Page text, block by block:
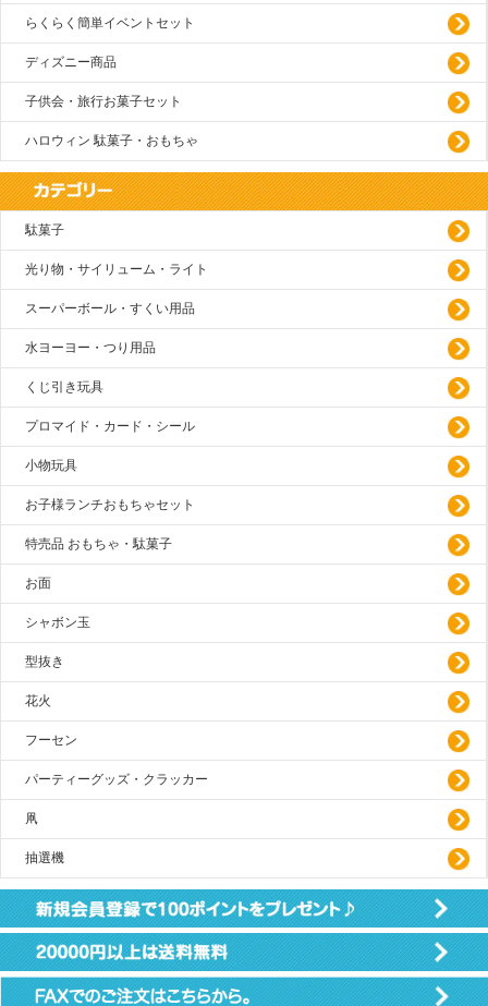
らくらく簡単イベントセット
ディズニー商品
子供会・旅行お菓子セット
ハロウィン 駄菓子・おもちゃ
駄菓子
光り物・サイリューム・ライト
スーパーボール・すくい用品
水ヨーヨー・つり用品
くじ引き玩具
プロマイド・カード・シール
小物玩具
お子様ランチおもちゃセット
特売品 おもちゃ・駄菓子
お面
シャボン玉
型抜き
花火
フーセン
パーティーグッズ・クラッカー
凧
抽選機